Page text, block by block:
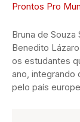
Prontos Pro
Bruna de Souza
Benedito
os estudantes
ano, integrando
pelo país